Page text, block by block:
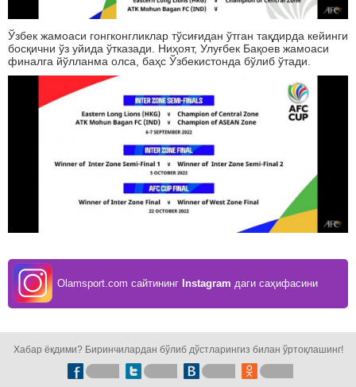
Ўзбек жамоаси гонгконгликлар тўсиғидан ўтган тақдирда кейинги
босқични ўз уйида ўтказади. Ниҳоят, Улуғбек Бақоев жамоаси
финалга йўлланма олса, баҳс Ўзбекистонда бўлиб ўтади.
Olamsport.com сайтининг Instagram даги саҳифасини
Хабар ёқдими? Биринчилардан бўлиб дўстларингиз билан ўртоқлашинг!